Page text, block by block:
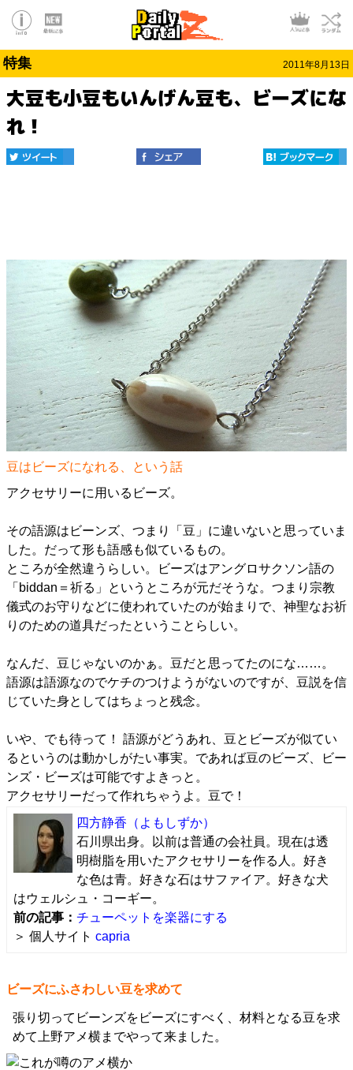
特集 2011年8月13日
大豆も小豆もいんげん豆も、ビーズにな
れ！
豆はビーズになれる、という話
アクセサリーに用いるビーズ。
その語源はビーンズ、つまり「豆」に違いないと思っていま
した。だって形も語感も似ているもの。
ところが全然違うらしい。ビーズはアングロサクソン語の
「biddan＝祈る」というところが元だそうな。つまり宗教
儀式のお守りなどに使われていたのが始まりで、神聖なお祈
りのための道具だったということらしい。
なんだ、豆じゃないのかぁ。豆だと思ってたのにな……。
語源は語源なのでケチのつけようがないのですが、豆説を信
じていた身としてはちょっと残念。
いや、でも待って！ 語源がどうあれ、豆とビーズが似てい
るというのは動かしがたい事実。であれば豆のビーズ、ビー
ンズ・ビーズは可能ですよきっと。
アクセサリーだって作れちゃうよ。豆で！
四方静香 （よもしずか）
石川県出身。以前は普通の会社員。現在は透
明樹脂を用いたアクセサリーを作る人。好き
な色は青。好きな石はサファイア。好きな犬
はウェルシュ・コーギー。
前の記事： チューペットを楽器にする
＞ 個人サイト capria
ビーズにふさわしい豆を求めて
張り切ってビーンズをビーズにすべく、材料となる豆を求
めて上野アメ横までやって来ました。